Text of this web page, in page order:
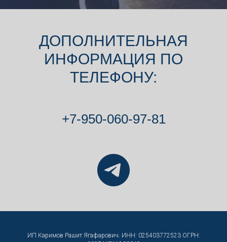
ДОПОЛНИТЕЛЬНАЯ
ИНФОРМАЦИЯ ПО
ТЕЛЕФОНУ:
+7-950-060-97-81
ИП Каримов Рашит Ягафарович. ИНН: 025403772523 ОГРН: